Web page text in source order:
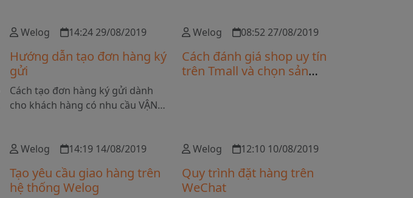
để chúng tôi có thể giải quyết
Quốc.
Welog 14:24 29/08/2019
Hướng dẫn tạo đơn hàng ký
gửi
Cách tạo đơn hàng ký gửi dành
cho khách hàng có nhu cầu VẬN
đơn giản, hệ thống quản lý đơn
Welog 08:52 27/08/2019
Cách đánh giá shop uy tín
trên Tmall và chọn sản
Welog 14:19 14/08/2019
Tạo yêu cầu giao hàng trên
hệ thống Welog
Welog 12:10 10/08/2019
Quy trình đặt hàng trên
WeChat